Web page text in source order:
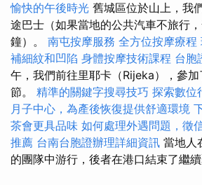
愉快的午後時光 舊城區位於山上，我
途巴士（如果當地的公共汽車不旅行
鐘）。 南屯按摩服務 全方位按摩療程
補細紋和凹陷 身體按摩技術課程 台胞
午，我們前往里耶卡（Rijeka），參
節。 精準的關鍵字搜尋技巧 探索數位
月子中心，為產後恢復提供舒適環境
茶會更具品味 如何處理外遇問題，徵
推薦 台南台胞證辦理詳細資訊 當地人
的團隊中游行，後者在港口結束了繼續